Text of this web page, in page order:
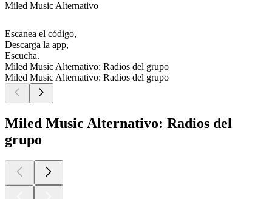
Miled Music Alternativo
Escanea el código,
Descarga la app,
Escucha.
Miled Music Alternativo: Radios del grupo
Miled Music Alternativo: Radios del grupo
Miled Music Alternativo: Radios del
grupo